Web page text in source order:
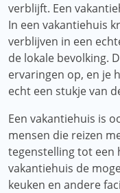
verblijft. Een
In een vakantiehuis
verblijven in een
de lokale bevolking.
ervaringen op, en je
echt een stukje van
Een vakantiehuis is
mensen die reizen
tegenstelling tot een
vakantiehuis de
keuken en andere